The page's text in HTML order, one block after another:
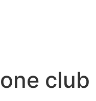
one club